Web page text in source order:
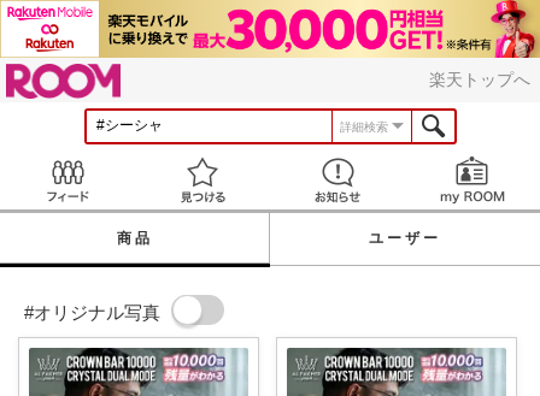
楽天トップへ
詳細検索
見つける お知らせ
商品 ユーザー
#オリジナル写真